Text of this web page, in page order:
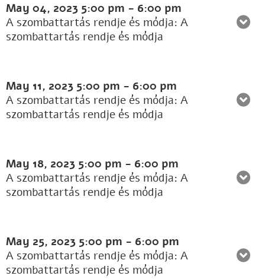
May 04, 2023 5:00 pm - 6:00 pm
A szombattartás rendje és módja: A
szombattartás rendje és módja
May 11, 2023 5:00 pm - 6:00 pm
A szombattartás rendje és módja: A
szombattartás rendje és módja
May 18, 2023 5:00 pm - 6:00 pm
A szombattartás rendje és módja: A
szombattartás rendje és módja
May 25, 2023 5:00 pm - 6:00 pm
A szombattartás rendje és módja: A
szombattartás rendje és módja